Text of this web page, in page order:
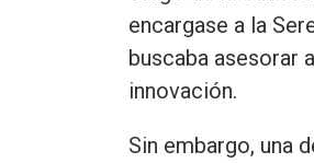
encargase a la
buscaba asesorar
innovación.
Sin embargo, una